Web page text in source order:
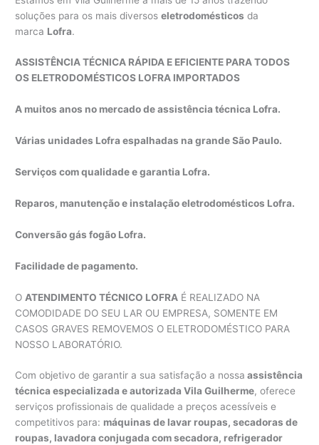
soluções para os mais diversoseletrodomésticos da
marca Lofra.
ASSISTÊNCIA TÉCNICA RÁPIDA E EFICIENTE PARA TODOS
OS ELETRODOMÉSTICOS LOFRA IMPORTADOS
A muitos anos no mercado de assistência técnica Lofra.
Várias unidades Lofra espalhadas na grande São Paulo.
Serviços com qualidade e garantia Lofra.
Reparos, manutenção e instalação eletrodomésticos Lofra.
Conversão gás fogão Lofra.
Facilidade de pagamento.
O ATENDIMENTO TÉCNICO LOFRA É REALIZADO NA
COMODIDADE DO SEU LAR OU EMPRESA, SOMENTE EM
CASOS GRAVES REMOVEMOS O ELETRODOMÉSTICO PARA
NOSSO LABORATÓRIO.
Com objetivo de garantir a sua satisfação a nossa assistência
técnica especializada e autorizada Vila Guilherme, oferece
serviços profissionais de qualidade a preços acessíveis e
competitivos para: máquinas de lavar roupas, secadoras de
roupas, lavadora conjugada com secadora, refrigerador